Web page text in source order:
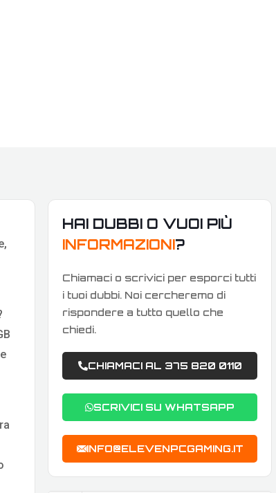
HAI DUBBI O VUOI PIÙ
INFORMAZIONI?
Chiamaci o scrivici per esporci tutti
i tuoi dubbi. Noi cercheremo di
rispondere a tutto quello che
chiedi.
CHIAMACI AL 375 820 0110
SCRIVICI SU WHATSAPP
INFO@ELEVENPCGAMING.IT